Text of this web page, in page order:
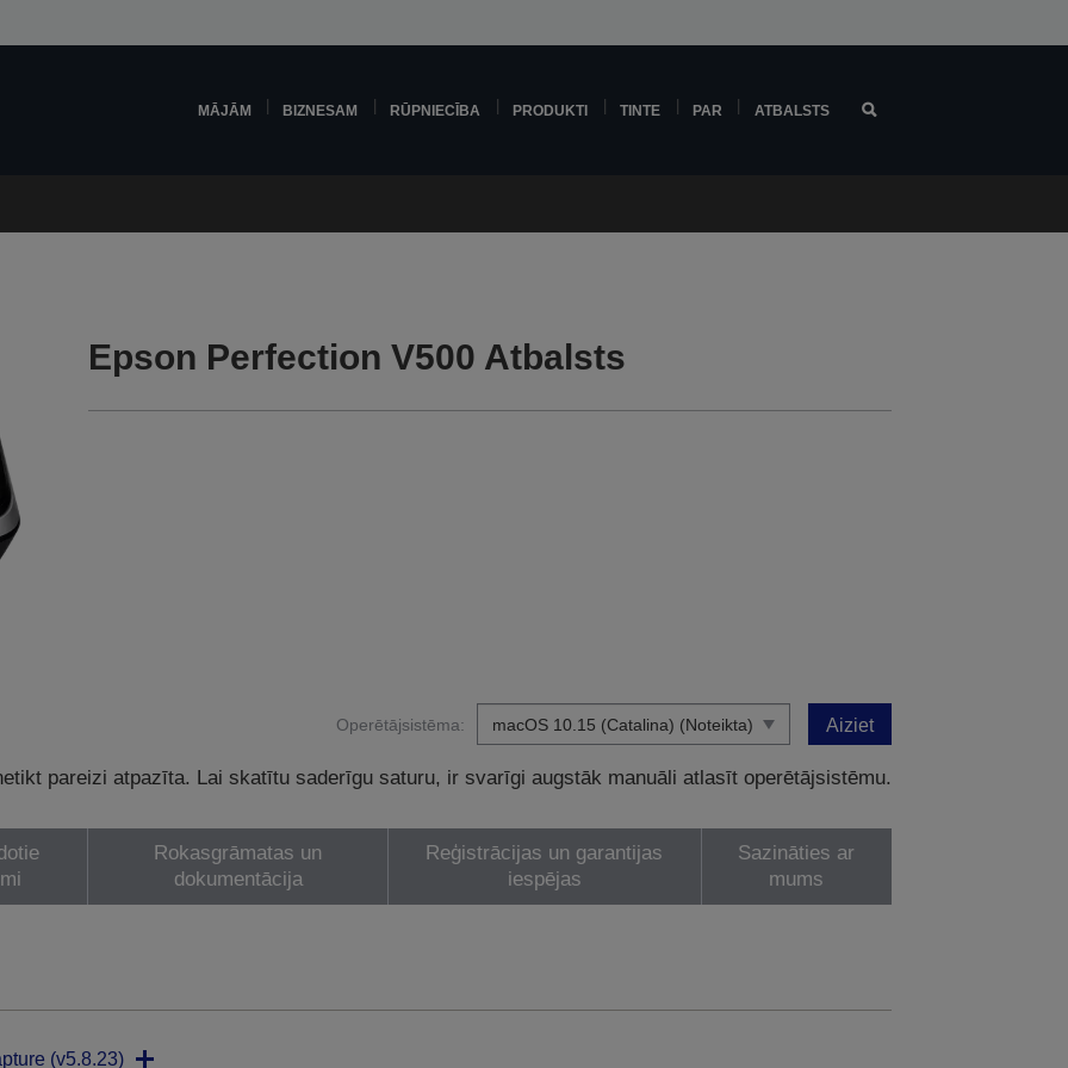
MĀJĀM BIZNESAM RŪPNIECĪBA PRODUKTI TINTE PAR ATBALSTS
Epson Perfection V500 Atbalsts
Operētājsistēma: Aiziet
pareizi atpazīta. Lai skatītu saderīgu saturu, ir svarīgi augstāk manuāli atlasīt operētājsistēmu.
Rokasgrāmatas un
dokumentācija
Reģistrācijas un garantijas
iespējas
Sazināties ar
mums
(v5.8.23)